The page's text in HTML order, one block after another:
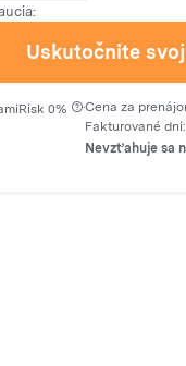
Uskutočnite
0% ·Cena za
Fakturované
Nevzťahuje sa